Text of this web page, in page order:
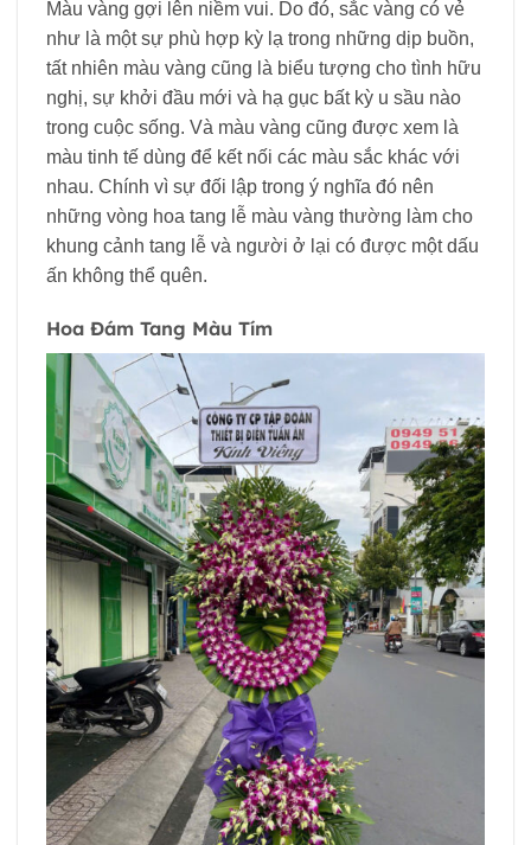
Màu vàng gợi lên niềm vui. Do đó, sắc vàng có vẻ
như là một sự phù hợp kỳ lạ trong những dịp buồn,
tất nhiên màu vàng cũng là biểu tượng cho tình hữu
nghị, sự khởi đầu mới và hạ gục bất kỳ u sầu nào
trong cuộc sống. Và màu vàng cũng được xem là
màu tinh tế dùng để kết nối các màu sắc khác với
nhau. Chính vì sự đối lập trong ý nghĩa đó nên
những vòng hoa tang lễ màu vàng thường làm cho
khung cảnh tang lễ và người ở lại có được một dấu
ấn không thể quên.
Hoa Đám Tang Màu Tím